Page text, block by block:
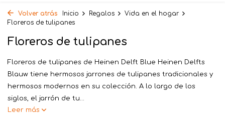
Volver atrás Inicio Regalos
Vida en el hogar
Floreros de tulipanes
Floreros de tulipanes
Floreros de tulipanes de Heinen Delft Blue Heinen Delfts
Blauw tiene hermosos jarrones de tulipanes tradicionales y
hermosos modernos en su colección. A lo largo de los
siglos, el jarrón de tu...
Leer más